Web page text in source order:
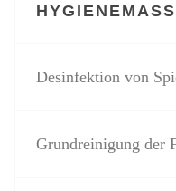
Desinfektion von
Grundreinigung der